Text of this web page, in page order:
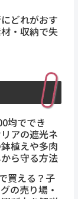
どれがおす
・収納で失
均ででき
アの遮光ネ
植えや多肉
ら守る方法
買える？子
の売り場・